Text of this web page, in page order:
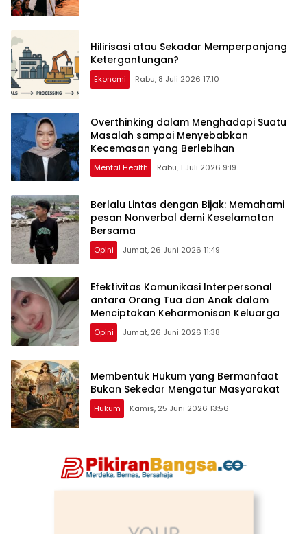
Hilirisasi atau Sekadar Memperpanjang
Ketergantungan?
Ekonomi Rabu, 8 Juli 2026 17:10
Overthinking dalam Menghadapi Suatu
Masalah sampai Menyebabkan
Kecemasan yang Berlebihan
Mental Health Rabu, 1 Juli 2026 9:19
Berlalu Lintas dengan Bijak: Memahami
pesan Nonverbal demi Keselamatan
Bersama
Opini Jumat, 26 Juni 2026 11:49
Efektivitas Komunikasi Interpersonal
antara Orang Tua dan Anak dalam
Menciptakan Keharmonisan Keluarga
Opini Jumat, 26 Juni 2026 11:38
Membentuk Hukum yang Bermanfaat
Bukan Sekedar Mengatur Masyarakat
Hukum Kamis, 25 Juni 2026 13:56